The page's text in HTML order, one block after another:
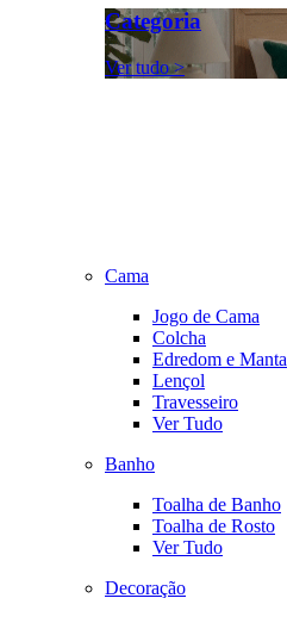
Categoria
Ver tudo >
Cama
Jogo de Cama
Colcha
Edredom e Manta
Lençol
Travesseiro
Ver Tudo
Banho
Toalha de Banho
Toalha de Rosto
Ver Tudo
Decoração